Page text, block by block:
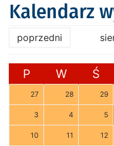
Kalendarz
poprzedni
P W Ś
27 28 29
3 4 5
10 11 12